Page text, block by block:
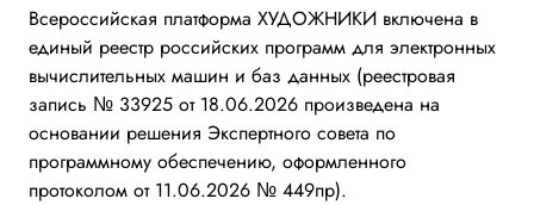
Всероссийская платформа ХУДОЖНИКИ включена в
единый реестр российских программ для электронных
вычислительных машин и баз данных (реестровая
запись № 33925 от 18.06.2026 произведена на
основании решения Экспертного совета по
программному обеспечению, оформленного
протоколом от 11.06.2026 № 449пр).